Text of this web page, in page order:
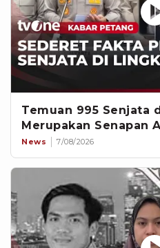
Temuan 995 Senjata
Merupakan Senapan
News 7/08/2026